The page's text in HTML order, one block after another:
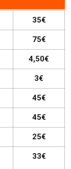
35€
75€
4,50€
3€
45€
45€
25€
33€